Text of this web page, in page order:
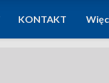
KONTAKT